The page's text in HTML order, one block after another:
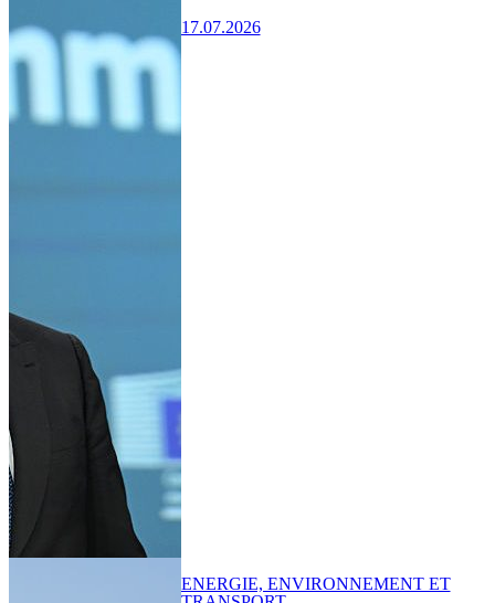
17.07.2026
ENERGIE, ENVIRONNEMENT ET